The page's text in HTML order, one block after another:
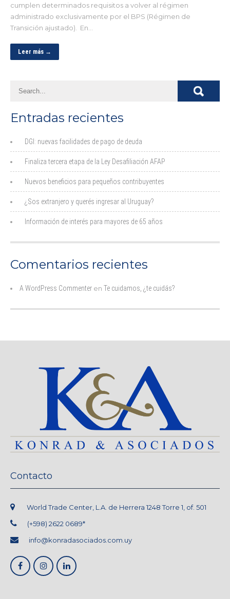
cumplen determinados requisitos a volver al régimen
administrado exclusivamente por el BPS (Régimen de
Transición ajustado). En…
Leer más →
Entradas recientes
DGI: nuevas facilidades de pago de deuda
Finaliza tercera etapa de la Ley Desafiliación AFAP
Nuevos beneficios para pequeños contribuyentes
¿Sos extranjero y querés ingresar al Uruguay?
Información de interés para mayores de 65 años
Comentarios recientes
A WordPress Commenter en Te cuidamos, ¿te cuidás?
Contacto
World Trade Center, L.A. de Herrera 1248 Torre 1, of. 501
(+598) 2622 0689*
info@konradasociados.com.uy